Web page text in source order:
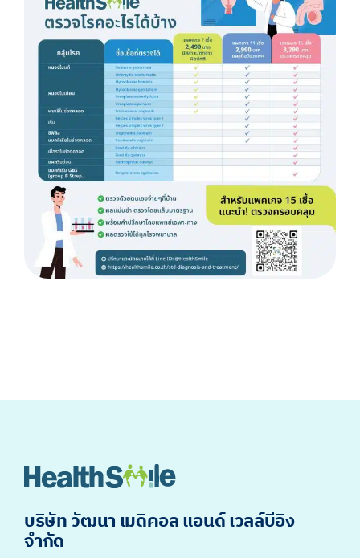
บริษัท วัฒนา เมดิคอล แอนด์ เวลล์บีอิง
จำกัด